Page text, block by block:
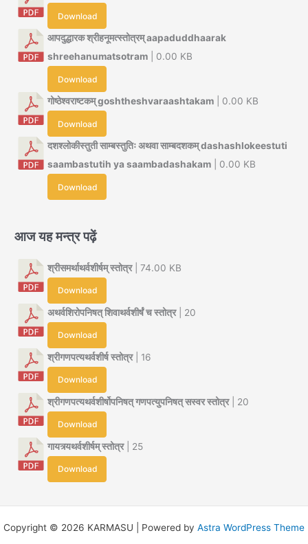
Download
आपदुद्धारक श्रीहनूमत्स्तोत्रम् aapaduddhaarak
shreehanumatsotram | 0.00 KB
Download
गोष्ठेश्वराष्टकम् goshtheshvaraashtakam | 0.00 KB
Download
दशश्लोकीस्तुती साम्बस्तुतिः अथवा साम्बदशकम् dashashlokeestuti
saambastutih ya saambadashakam | 0.00 KB
Download
आज यह मन्त्र पढ़ें
श्रीसमर्थाथर्वशीर्षम् स्तोत्र| 74.00 KB
Download
अथर्वशिरोपनिषत् शिवाथर्वशीर्षं च स्तोत्र| 20
Download
श्रीगणपत्यथर्वशीर्ष स्तोत्र| 16
Download
श्रीगणपत्यथर्वशीर्षोपनिषत् गणपत्युपनिषत् सस्वर स्तोत्र| 20
Download
गायत्र्यथर्वशीर्षम् स्तोत्र| 25
Download
Copyright © 2026 KARMASU | Powered by Astra WordPress Theme